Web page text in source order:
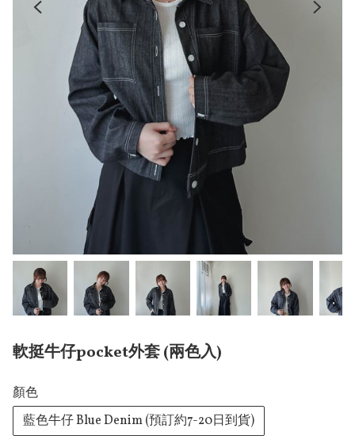
軟挺牛仔pocket外套 (兩色入)
顏色
藍色牛仔 Blue Denim (預訂約7-20日到貨)